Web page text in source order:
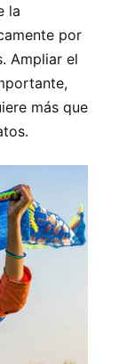
la
por
Ampliar el
más que